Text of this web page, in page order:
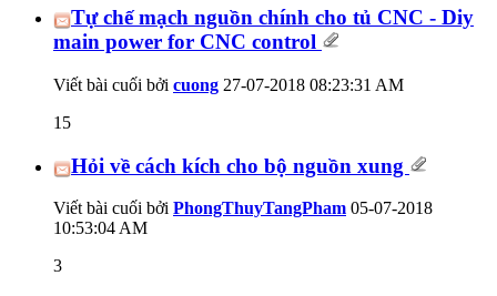
Tự chế mạch nguồn chính cho tủ CNC - Diy
main power for CNC control
Viết bài cuối bởi cuong 27-07-2018 08:23:31 AM
15
Hỏi về cách kích cho bộ nguồn xung
Viết bài cuối bởi PhongThuyTangPham 05-07-2018
10:53:04 AM
3